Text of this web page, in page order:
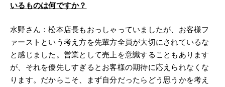
いるものは何ですか？
水野さん：松本店長もおっしゃっていましたが、お客様フ
ァーストという考え方を先輩方全員が大切にされているな
と感じました。営業として売上を意識することもあります
が、それを優先しすぎるとお客様の期待に応えられなくな
ります。だからこそ、まず自分だったらどう思うかを考え